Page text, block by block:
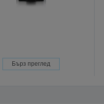
Бърз преглед